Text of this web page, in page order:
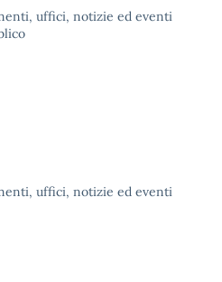
uffici, notizie ed eventi
uffici, notizie ed eventi